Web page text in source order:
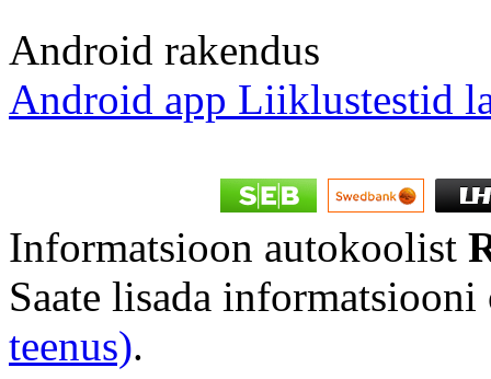
Android rakendus
Android app Liiklustestid
Informatsioon autokoolist
Saate lisada
teenus).